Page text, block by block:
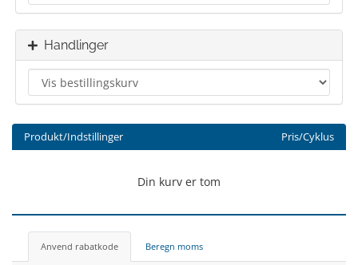
Handlinger
Produkt/Indstillinger Pris/Cyklus
Din kurv er tom
Anvend rabatkode Beregn moms